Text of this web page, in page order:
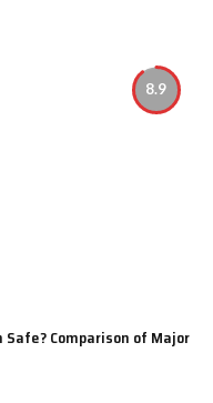
8.9
Comparison of Major